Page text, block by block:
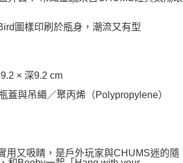
圖樣印刷於瓶身，潮流又有型
× 深9.2 cm
蓋與吊繩／聚丙烯（Polypropylene）
用又吸睛，是戶外玩家與CHUMS迷的隨